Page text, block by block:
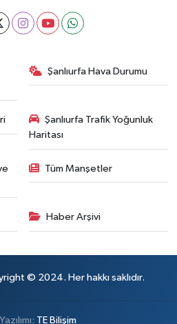
Şanlıurfa Hava Durumu
Şanlıurfa Trafik Yoğunluk
Haritası
Tüm Manşetler
Haber Arşivi
© 2024. Her hakkı saklıdır.
TE Bilişim